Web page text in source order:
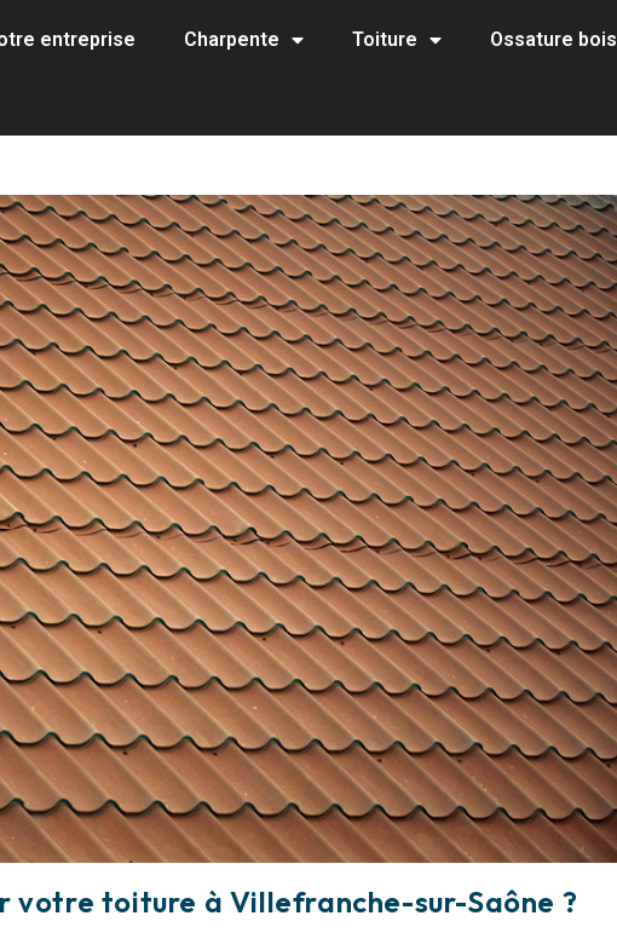
entreprise Charpente Toiture Ossature bois
votre toiture à Villefranche-sur-Saône ?